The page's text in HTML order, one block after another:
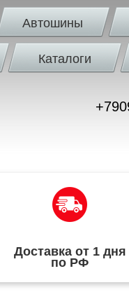
Автошины
Каталоги
Доставка от 1 дня
по РФ